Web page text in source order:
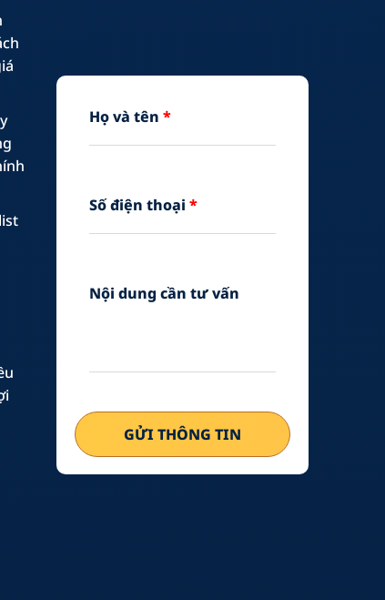
Họ và tên *
Số điện thoại *
Nội dung cần tư vấn
GỬI THÔNG TIN